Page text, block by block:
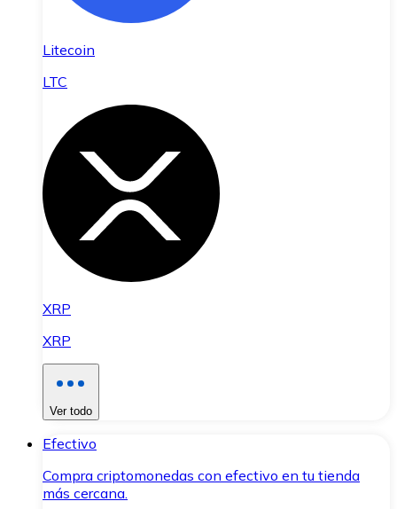
Litecoin
LTC
XRP
XRP
Ver todo
Efectivo
Compra criptomonedas con efectivo en tu tienda
más cercana.